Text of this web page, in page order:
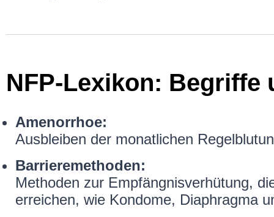
NFP-Lexikon: Begriffe
Amenorrhoe:
Ausbleiben der monatlichen
Barrieremethoden:
Methoden zur Empfängnisverhütung,
erreichen, wie Kondome, Diaphragma